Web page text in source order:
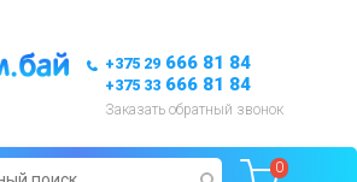
+375 29 666 81 84
+375 33 666 81 84
Заказать обратный звонок
0